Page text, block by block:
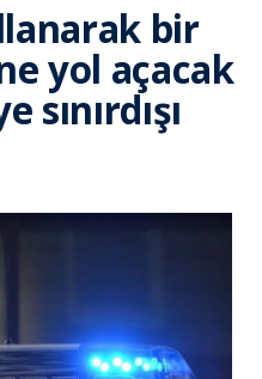
bir
yol açacak
sınırdışı